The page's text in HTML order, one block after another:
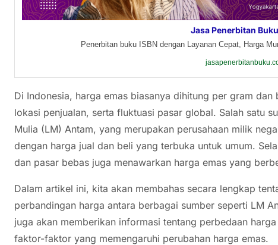
Jasa Penerbitan
Penerbitan buku ISBN dengan Layanan Cepat, Harga
Di Indonesia, harga emas biasanya dihitung per gram
lokasi penjualan, serta fluktuasi pasar global. Salah satu
Mulia (LM) Antam, yang merupakan perusahaan milik
dengan harga jual dan beli yang terbuka untuk umum.
dan pasar bebas juga menawarkan harga emas yang
Dalam artikel ini, kita akan membahas secara lengkap
perbandingan harga antara berbagai sumber seperti LM
juga akan memberikan informasi tentang perbedaan
faktor-faktor yang memengaruhi perubahan harga emas.